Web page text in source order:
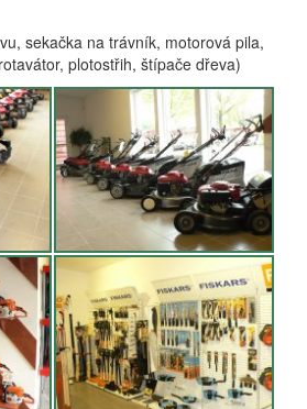
sekačka na trávník, motorová pila,
plotostřih, štípače dřeva)